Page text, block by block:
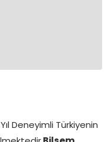
Deneyimli Türkiyenin